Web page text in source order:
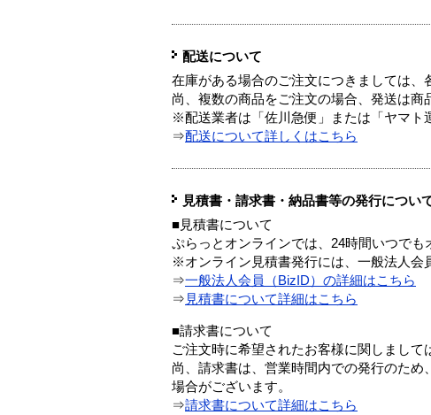
配送について
在庫がある場合のご注文につきましては、
尚、複数の商品をご注文の場合、発送は商
※配送業者は「佐川急便」または「ヤマト
⇒配送について詳しくはこちら
見積書・請求書・納品書等の発行につい
■見積書について
ぷらっとオンラインでは、24時間いつでも
※オンライン見積書発行には、一般法人会
⇒一般法人会員（BizID）の詳細はこちら
⇒ 見積書について詳細はこちら
■請求書について
ご注文時に希望されたお客様に関しまして
尚、請求書は、営業時間内での発行のた
場合がございます。
⇒請求書について詳細はこちら